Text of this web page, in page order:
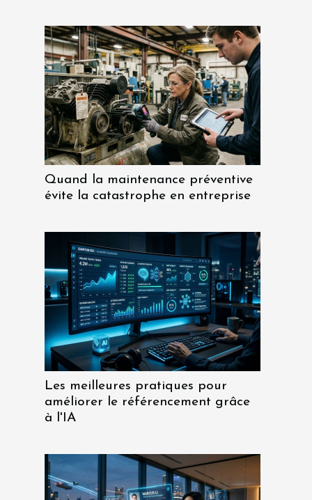
Quand la maintenance préventive
évite la catastrophe en entreprise
Les meilleures pratiques pour
améliorer le référencement grâce
à l'IA